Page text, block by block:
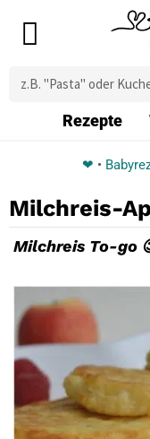
Main
Suche
Rezepte
❤ •
Milchreis-
Milchreis To-go